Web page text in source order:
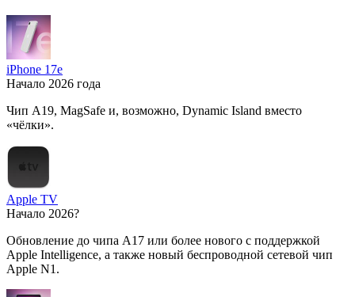
iPhone 17e
Начало 2026 года
Чип A19, MagSafe и, возможно, Dynamic Island вместо
«чёлки».
Apple TV
Начало 2026?
Обновление до чипа A17 или более нового с поддержкой
Apple Intelligence, а также новый беспроводной сетевой чип
Apple N1.